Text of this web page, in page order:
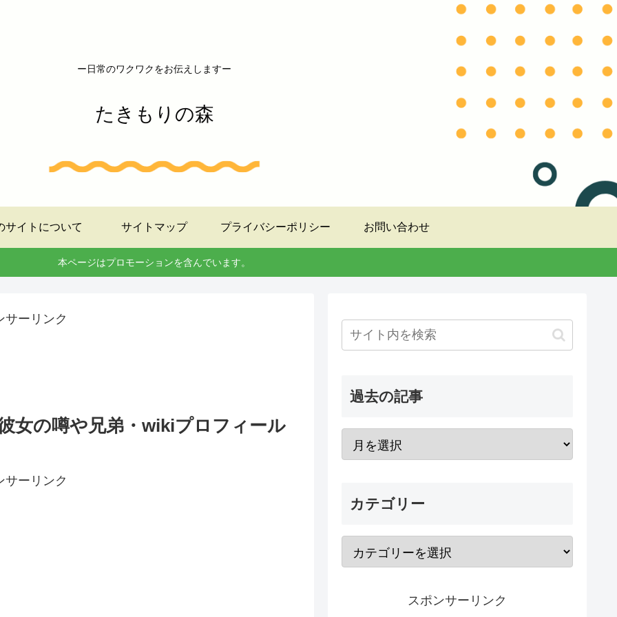
ー日常のワクワクをお伝えしますー
たきもりの森
サイトについて サイトマップ プライバシーポリシー お問い合わせ
本ページはプロモーションを含んでいます。
サーリンク
女の噂や兄弟・wikiプロフィール
サーリンク
過去の記事
カテゴリー
スポンサーリンク